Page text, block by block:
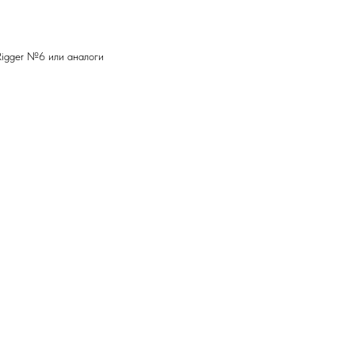
№6 или аналоги